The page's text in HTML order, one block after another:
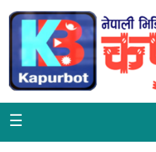
गृहपृष्ठ
समाचार
राजनीति
☰